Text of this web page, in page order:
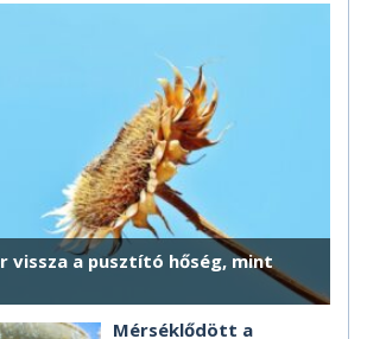
vissza a pusztító hőség, mint
Mérséklődött a